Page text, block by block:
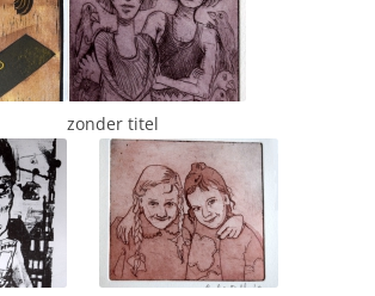
zonder titel